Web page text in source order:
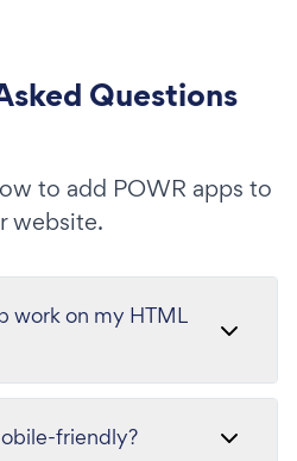
Questions
to add POWR apps to
website.
work on my HTML
friendly?